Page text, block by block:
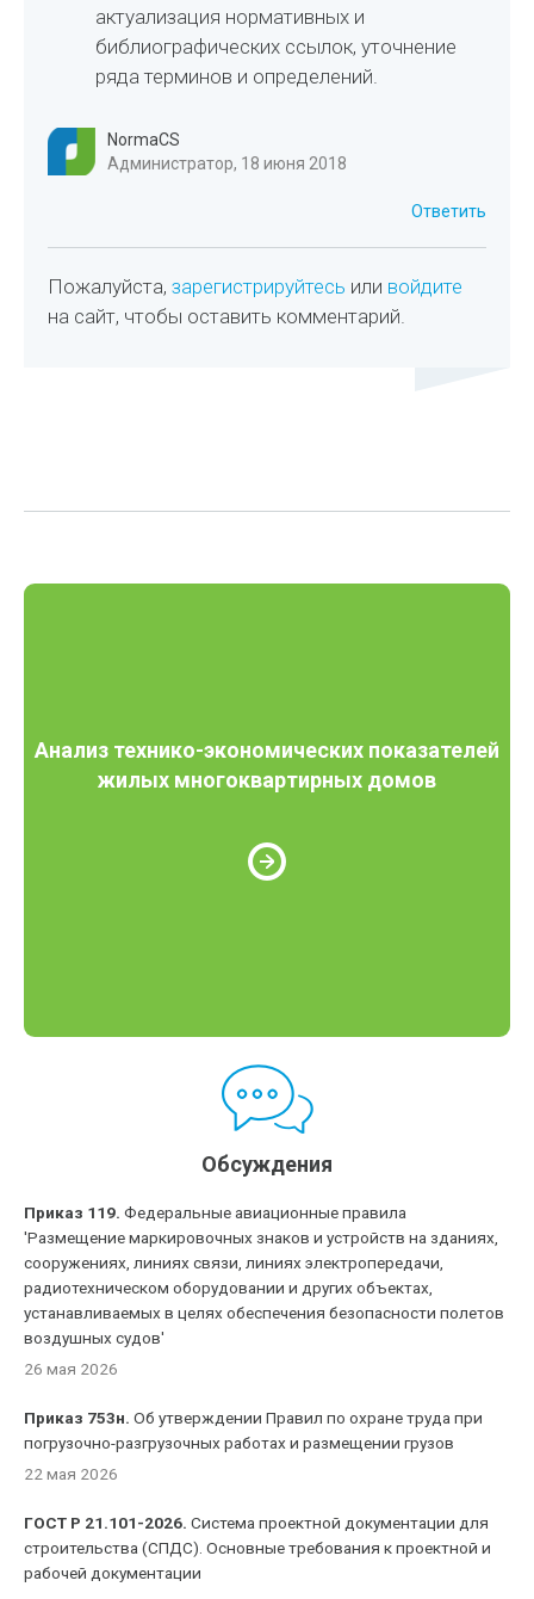
актуализация нормативных и
библиографических ссылок, уточнение
ряда терминов и определений.
NormaCS
Администратор, 18 июня 2018
Ответить
Пожалуйста,зарегистрируйтесь или войдите
на сайт, чтобы оставить комментарий.
Анализ технико-экономических показателей
жилых многоквартирных домов
Обсуждения
Приказ 119. Федеральные авиационные правила
'Размещение маркировочных знаков и устройств на зданиях,
сооружениях, линиях связи, линиях электропередачи,
радиотехническом оборудовании и других объектах,
устанавливаемых в целях обеспечения безопасности полетов
воздушных судов'
26 мая 2026
Приказ 753н. Об утверждении Правил по охране труда при
погрузочно-разгрузочных работах и размещении грузов
22 мая 2026
ГОСТ Р 21.101-2026. Система проектной документации для
строительства (СПДС). Основные требования к проектной и
рабочей документации